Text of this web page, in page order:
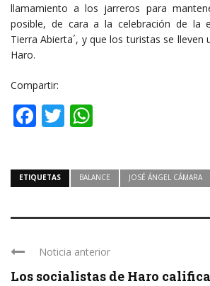
llamamiento a los jarreros para
posible, de cara a la celebración de la
Tierra Abierta´, y que los turistas se lleven
Haro.
Compartir:
Facebook
Twitter
ETIQUETAS BALANCE JOSÉ ÁNGEL CÁMARA
Noticia anterior
Los socialistas de Haro